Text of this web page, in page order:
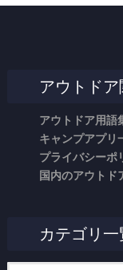
アウトド
アウトドア用語
キャンプアプリ
プライバシーポ
国内のアウトド
カテゴリ一